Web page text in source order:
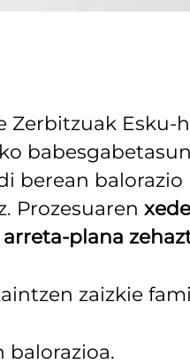
Zerbitzuak Esku-
berean
Prozesuaren
plana
zaizkie
balorazioa.